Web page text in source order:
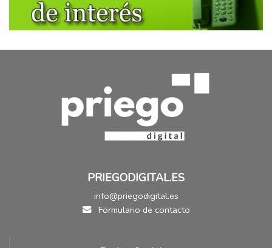
PRIEGODIGITAL.ES
info@priegodigital.es
Formulario de contacto